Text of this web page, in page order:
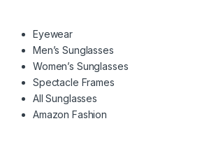
Eyewear
Men’s Sunglasses
Women’s Sunglasses
Spectacle Frames
All Sunglasses
Amazon Fashion